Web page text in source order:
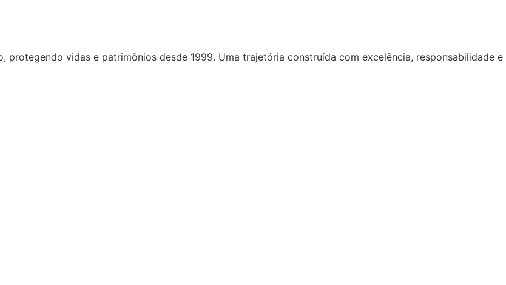
protegendo vidas e patrimônios desde 1999. Uma trajetória construída com excelência, responsabilidade e